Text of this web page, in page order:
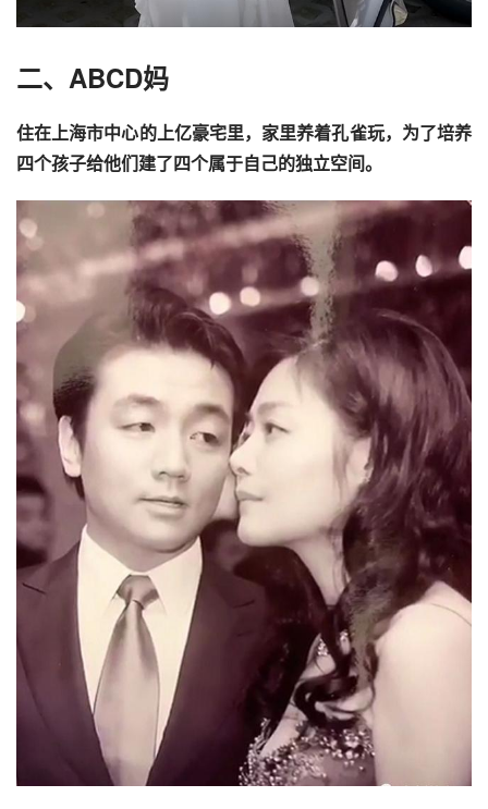
二、ABCD妈
住在上海市中心的上亿豪宅里，家里养着孔雀玩，为了培养
四个孩子给他们建了四个属于自己的独立空间。